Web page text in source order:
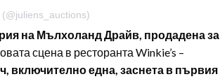
на Мълхоланд Драйв, продадена за
сцена в ресторанта Winkie’s –
включително една, заснета в първия